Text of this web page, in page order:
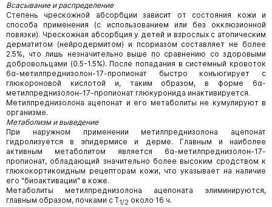
Всасывание и распределение
Степень чрескожной абсорбции зависит от состояния кожи и
способа применения (с использованием или без окклюзионной
повязки). Чрескожная абсорбция у детей и взрослых с атопическим
дерматитом (нейродермитом) и псориазом составляет не более
2.5%, что лишь незначительно выше по сравнению со здоровыми
добровольцами (0.5-1.5%). После попадания в системный кровоток
6α-метилпреднизолон-17-пропионат быстро конъюгирует с
глюкороновой кислотой и, таким образом, в форме 6α-
метилпреднизолон-17-пропионат глюкуронида инактивируется.
Метилпреднизолона ацепонат и его метаболиты не кумулируют в
организме.
Метаболизм и выведение
При наружном применении метилпреднизолона ацепонат
гидролизуется в эпидермисе и дерме. Главным и наиболее
активным метаболитом является 6α-метилпреднизолон-17-
пропионат, обладающий значительно более высоким сродством к
глюкокортикоидным рецепторам кожи, что указывает на наличие
его "биоактивации" в коже.
Метаболиты метилпреднизолона ацепоната элиминируются,
главным образом, почками с Т1/2 около 16 ч.